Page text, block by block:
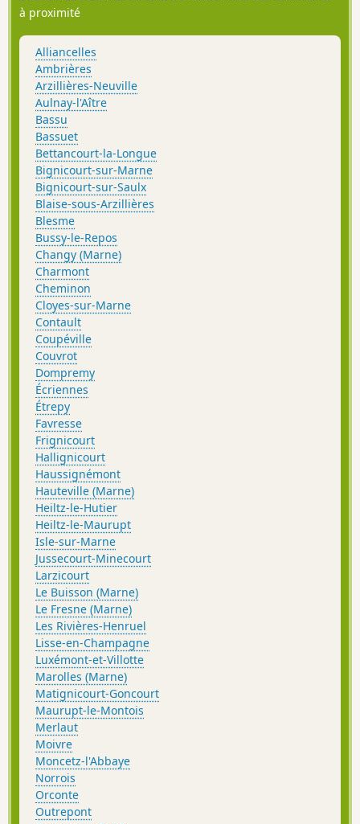
à proximité
Alliancelles
Ambrières
Arzillières-Neuville
Aulnay-l'Aître
Bassu
Bassuet
Bettancourt-la-Longue
Bignicourt-sur-Marne
Bignicourt-sur-Saulx
Blaise-sous-Arzillières
Blesme
Bussy-le-Repos
Changy (Marne)
Charmont
Cheminon
Cloyes-sur-Marne
Contault
Coupéville
Couvrot
Dompremy
Écriennes
Étrepy
Favresse
Frignicourt
Hallignicourt
Haussignémont
Hauteville (Marne)
Heiltz-le-Hutier
Heiltz-le-Maurupt
Isle-sur-Marne
Jussecourt-Minecourt
Larzicourt
Le Buisson (Marne)
Le Fresne (Marne)
Les Rivières-Henruel
Lisse-en-Champagne
Luxémont-et-Villotte
Marolles (Marne)
Matignicourt-Goncourt
Maurupt-le-Montois
Merlaut
Moivre
Moncetz-l'Abbaye
Norrois
Orconte
Outrepont